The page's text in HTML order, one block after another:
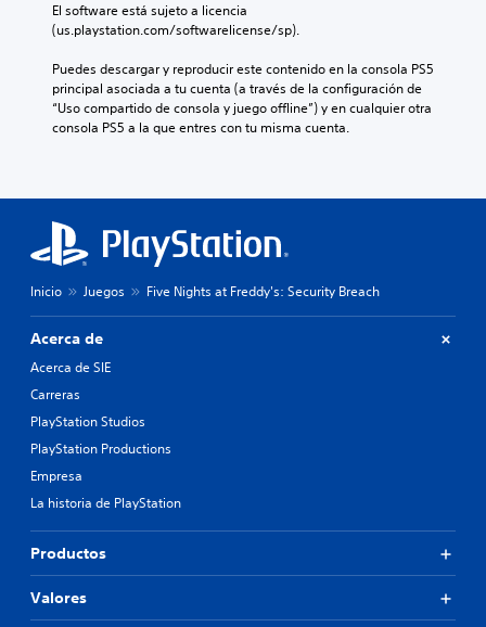
El software está sujeto a licencia
(us.playstation.com/softwarelicense/sp).
Puedes descargar y reproducir este contenido en la consola PS5
principal asociada a tu cuenta (a través de la configuración de
“Uso compartido de consola y juego offline”) y en cualquier otra
consola PS5 a la que entres con tu misma cuenta.
Inicio Juegos Five Nights at Freddy's: Security Breach
Acerca de
Acerca de SIE
Carreras
PlayStation Studios
PlayStation Productions
Empresa
La historia de PlayStation
Productos
Valores